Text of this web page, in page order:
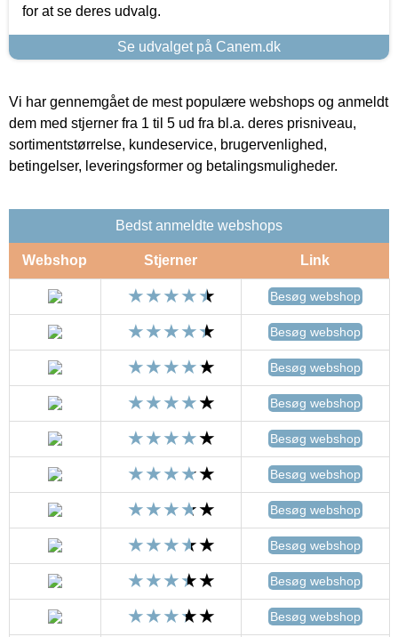
for at se deres udvalg.
Se udvalget på Canem.dk
Vi har gennemgået de mest populære webshops og anmeldt
dem med stjerner fra 1 til 5 ud fra bl.a. deres prisniveau,
sortimentstørrelse, kundeservice, brugervenlighed,
betingelser, leveringsformer og betalingsmuligheder.
Bedst anmeldte webshops
Webshop Stjerner Link
Besøg webshop
Besøg webshop
Besøg webshop
Besøg webshop
Besøg webshop
Besøg webshop
Besøg webshop
Besøg webshop
Besøg webshop
Besøg webshop